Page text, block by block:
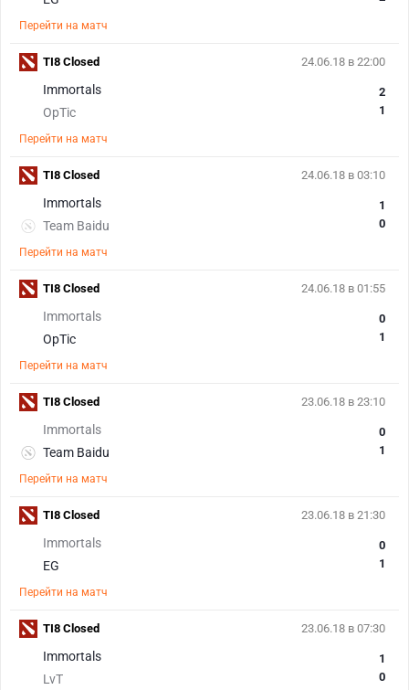
Перейти на матч
24.06.18 в 22:00
Immortals
OpTic
2
1
Перейти на матч
TI8 Closed
24.06.18 в 03:10
Immortals
Team Baidu
1
0
Перейти на матч
TI8 Closed
24.06.18 в 01:55
Immortals
OpTic
0
1
Перейти на матч
TI8 Closed
23.06.18 в 23:10
Immortals
Team Baidu
0
1
Перейти на матч
TI8 Closed
23.06.18 в 21:30
Immortals
EG
0
1
Перейти на матч
TI8 Closed
23.06.18 в 07:30
Immortals
LvT
1
0
TI8 Closed